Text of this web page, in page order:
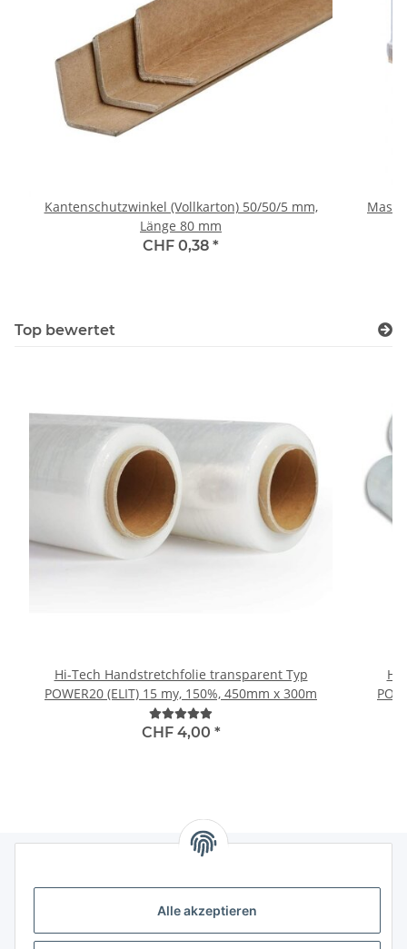
Alle akzeptieren
Kantenschutzwinkel (Vollkarton) 50/50/5 mm,
Länge 80 mm
CHF 0,38 *
Top bewertet
Hi-Tech Handstretchfolie transparent Typ
POWER20 (ELIT) 15 my, 150%, 450mm x 300m
CHF 4,00 *